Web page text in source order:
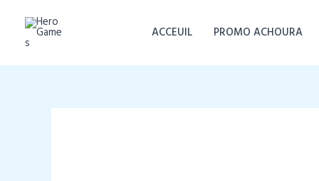
contenu
ACCEUIL PROMO ACHOURA